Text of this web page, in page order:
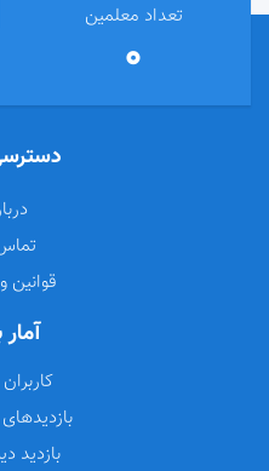
تعداد معلمین
0
آمار
بازدید